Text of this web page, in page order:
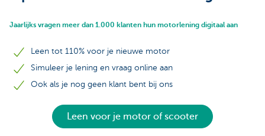
Jaarlijks vragen meer dan 1.000 klanten hun motorlening digitaal aan
Leen tot 110% voor je nieuwe motor
Simuleer je lening en vraag online aan
Ook als je nog geen klant bent bij ons
Leen voor je motor of scooter